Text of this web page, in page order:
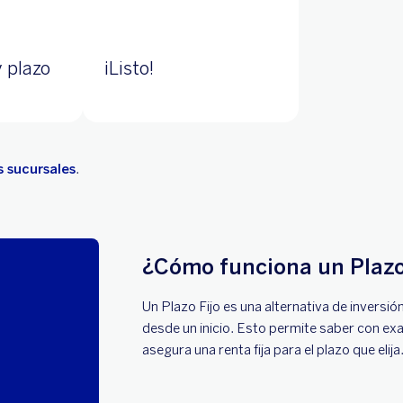
plazo ¡Listo!
sucursales.
¿Cómo funciona un
Un Plazo Fijo es una alternativa de
desde un inicio. Esto permite saber con
asegura una renta fija para el plazo que elija.